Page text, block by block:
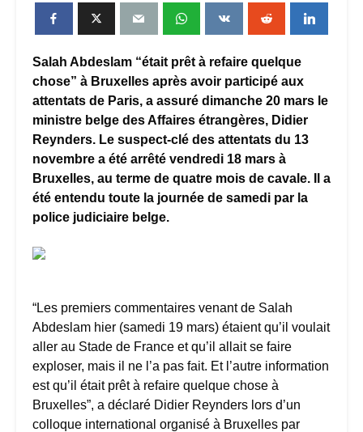
Salah Abdeslam “était prêt à refaire quelque
chose” à Bruxelles après avoir participé aux
attentats de Paris, a assuré dimanche 20 mars le
ministre belge des Affaires étrangères, Didier
Reynders. Le suspect-clé des attentats du 13
novembre a été arrêté vendredi 18 mars à
Bruxelles, au terme de quatre mois de cavale. Il a
été entendu toute la journée de samedi par la
police judiciaire belge.
“Les premiers commentaires venant de Salah
Abdeslam hier (samedi 19 mars) étaient qu’il voulait
aller au Stade de France et qu’il allait se faire
exploser, mais il ne l’a pas fait. Et l’autre information
est qu’il était prêt à refaire quelque chose à
Bruxelles”, a déclaré Didier Reynders lors d’un
colloque international organisé à Bruxelles par